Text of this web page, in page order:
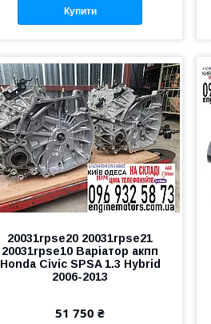
Купити
20031rpse20 20031rpse21
20031rpse10 Варіатор акпп
Honda Civic SPSA 1.3 Hybrid
2006-2013
51 750 ₴